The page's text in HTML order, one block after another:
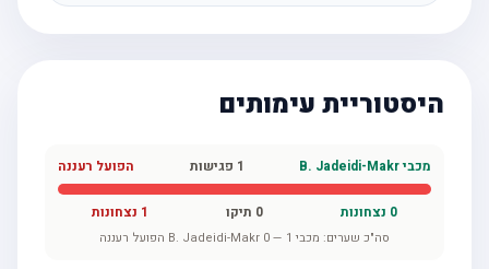
היסטוריית עימותים
מכבי B. Jadeidi-Makr פגישות הפועל רעננה
נצחונות תיקו נצחונות
סה"כ שערים:מכבי B. Jadeidi-Makr 0 —1 הפועל רעננה